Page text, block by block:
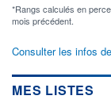
*Rangs calculés en
mois précédent.
Consulter les infos
MES LISTES